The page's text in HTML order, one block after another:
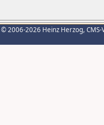
© 2006-2026 Heinz Herzog,